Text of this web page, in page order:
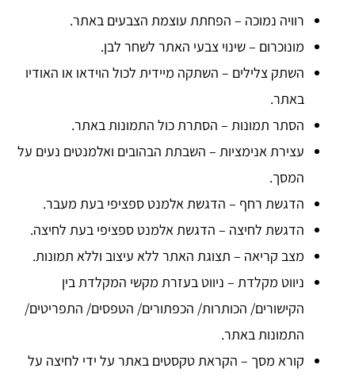
רוויה נמוכה – הפחתת עוצמת הצבעים באתר.
מונוכרום – שינוי צבעי האתר לשחר לבן.
השתק צלילים – השתקה מיידית לכול הוידאו או האודיו
באתר.
הסתר תמונות – הסתרת כול התמונות באתר.
עצירת אנימציות – השבתת הבהובים ואלמנטים נעים על
המסך.
הדגשת רחף – הדגשת אלמנט ספציפי בעת מעבר.
הדגשת לחיצה – הדגשת אלמנט ספציפי בעת לחיצה.
מצב קריאה – תצוגת האתר ללא עיצוב וללא תמונות.
ניווט מקלדת – ניווט בעזרת מקשי המקלדת בין
הקישורים/ הכותרות/ הכפתורים/ הטפסים/ התפריטים/
התמונות באתר.
קורא מסך – הקראת טקסטים באתר על ידי לחיצה על